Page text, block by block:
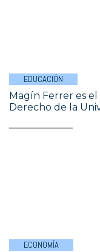
EDUCACIÓN
Magín Ferrer es
Derecho de la
ECONOMÍA